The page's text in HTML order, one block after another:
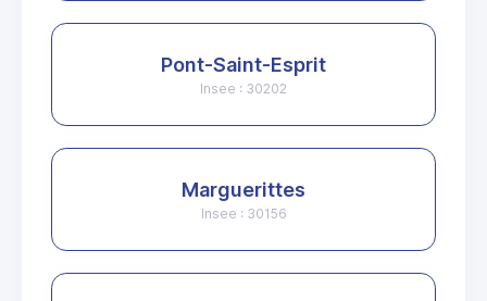
Pont-Saint-Esprit
Insee : 30202
Marguerittes
Insee : 30156